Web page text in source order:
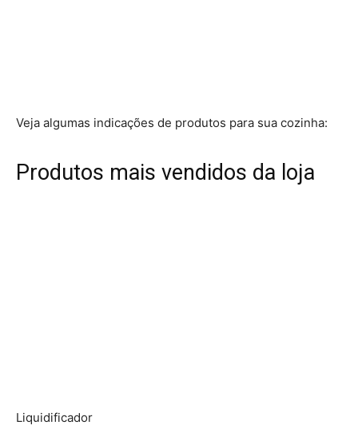
Veja algumas indicações de produtos para sua cozinha:
Produtos mais vendidos da loja
Liquidificador